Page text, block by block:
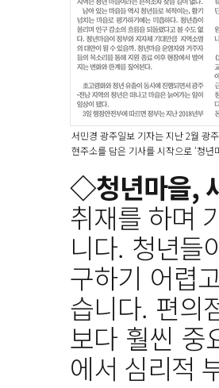
서민경 광주일보 기자는 지난 2월 광
현주소를 담은 기사를 시작으로 ‘청
◇청년마을,
취재를 하며
니다. 청년들
구하기 어렵
습니다. 편의
보다 훨씬 중
에서 심리적